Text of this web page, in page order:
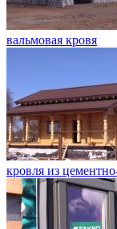
вальмовая кровя
кровля из